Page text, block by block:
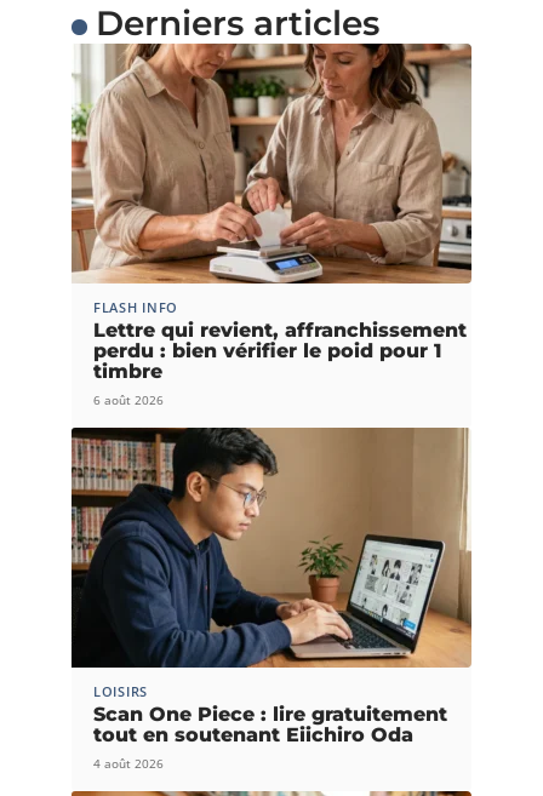
Derniers articles
FLASH INFO
Lettre qui revient, affranchissement
perdu : bien vérifier le poid pour 1
timbre
6 août 2026
LOISIRS
Scan One Piece : lire gratuitement
tout en soutenant Eiichiro Oda
4 août 2026